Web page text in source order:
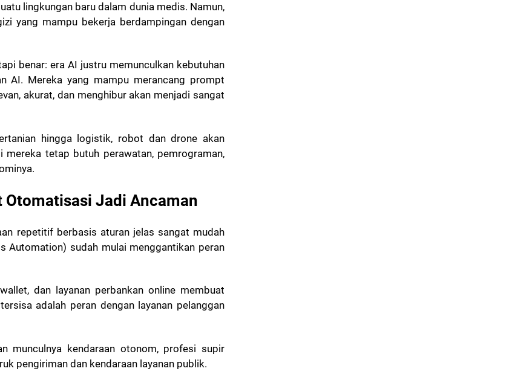
lingkungan baru dalam dunia medis. Namun,
yang mampu bekerja berdampingan dengan
benar: era AI justru memunculkan kebutuhan
AI. Mereka yang mampu merancang prompt
akurat, dan menghibur akan menjadi sangat
hingga logistik, robot dan drone akan
tetap butuh perawatan, pemrograman,
Otomatisasi Jadi Ancaman
repetitif berbasis aturan jelas sangat mudah
Automation) sudah mulai menggantikan peran
dan layanan perbankan online membuat
adalah peran dengan layanan pelanggan
munculnya kendaraan otonom, profesi supir
pengiriman dan kendaraan layanan publik.